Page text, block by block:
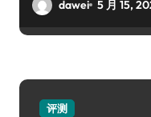
dawei 5 月 15,
评测